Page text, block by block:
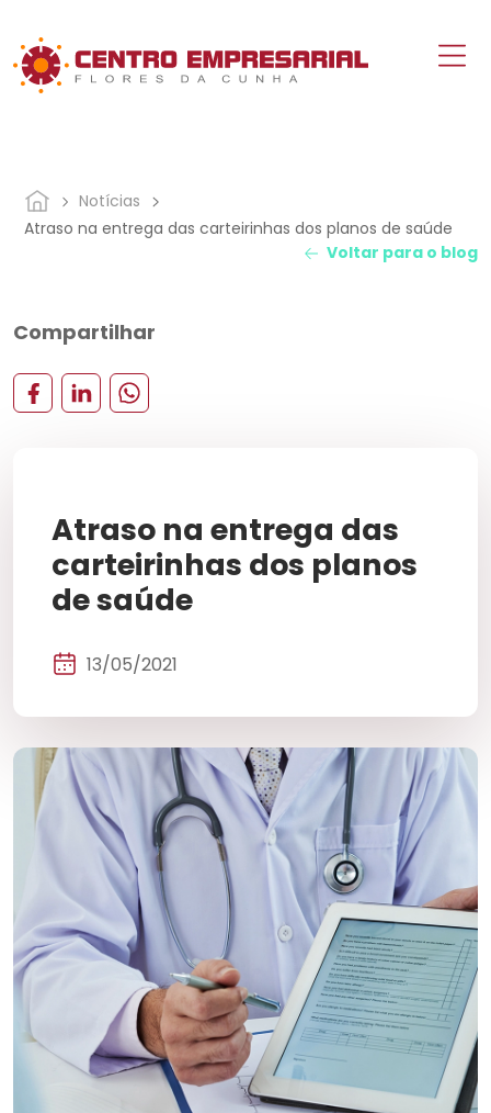
Notícias
Atraso na entrega das carteirinhas dos planos de saúde
Voltar para o blog
Compartilhar
Atraso na entrega das
carteirinhas dos planos
de saúde
13/05/2021